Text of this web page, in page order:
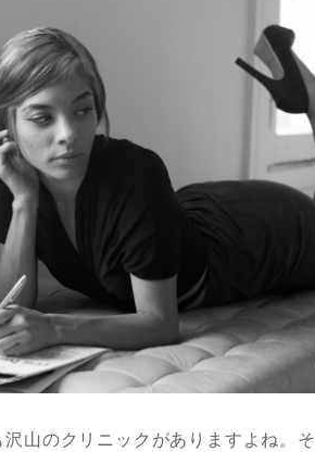
山のクリニックがありますよね。